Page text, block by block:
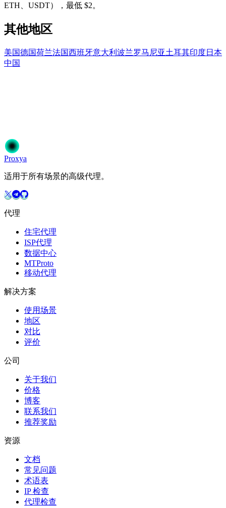
ETH、USDT），最低 $2。
其他地区
美国德国荷兰法国西班牙意大利 波兰罗马尼亚土耳其印度日本
中国
开始使用
Proxya
适用于所有场景的高级代理。
代理
住宅代理
ISP代理
数据中心
MTProto
移动代理
解决方案
使用场景
地区
对比
评价
公司
关于我们
价格
博客
联系我们
推荐奖励
资源
文档
常见问题
术语表
IP 检查
代理检查